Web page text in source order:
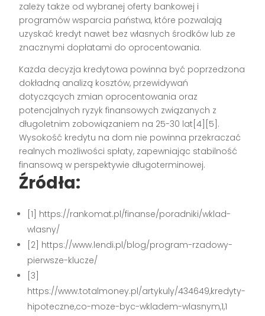
zależy także od wybranej oferty bankowej i
programów wsparcia państwa, które pozwalają
uzyskać kredyt nawet bez własnych środków lub ze
znacznymi dopłatami do oprocentowania.
Każda decyzja kredytowa powinna być poprzedzona
dokładną analizą kosztów, przewidywań
dotyczących zmian oprocentowania oraz
potencjalnych ryzyk finansowych związanych z
długoletnim zobowiązaniem na 25-30 lat[4][5].
Wysokość kredytu na dom nie powinna przekraczać
realnych możliwości spłaty, zapewniając stabilność
finansową w perspektywie długoterminowej.
Źródła:
[1] https://rankomat.pl/finanse/poradniki/wklad-
wlasny/
[2] https://www.lendi.pl/blog/program-rzadowy-
pierwsze-klucze/
[3]
https://www.totalmoney.pl/artykuly/434649,kredyty-
hipoteczne,co-moze-byc-wkladem-wlasnym,1,1